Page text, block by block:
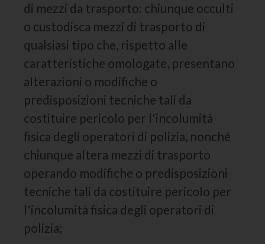
di mezzi da trasporto: chiunque occulti
o custodisca mezzi di trasporto di
qualsiasi tipo che, rispetto alle
caratteristiche omologate, presentano
alterazioni o modifiche o
predisposizioni tecniche tali da
costituire pericolo per l'incolumità
fisica degli operatori di polizia, nonché
chiunque altera mezzi di trasporto
operando modifiche o predisposizioni
tecniche tali da costituire pericolo per
l'incolumità fisica degli operatori di
polizia;